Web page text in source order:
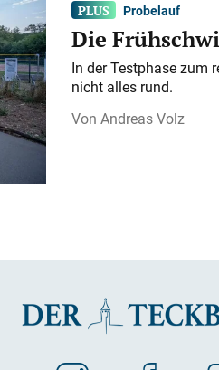
Probelauf
Die
In der Testphase zum
nicht alles rund.
Andreas Volz